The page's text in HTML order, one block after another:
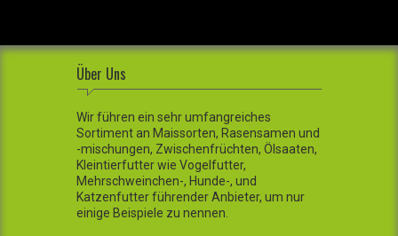
Über Uns
Wir führen ein sehr umfangreiches
Sortiment an Maissorten, Rasensamen und
-mischungen, Zwischenfrüchten, Ölsaaten,
Kleintierfutter wie Vogelfutter,
Mehrschweinchen-, Hunde-, und
Katzenfutter führender Anbieter, um nur
einige Beispiele zu nennen.